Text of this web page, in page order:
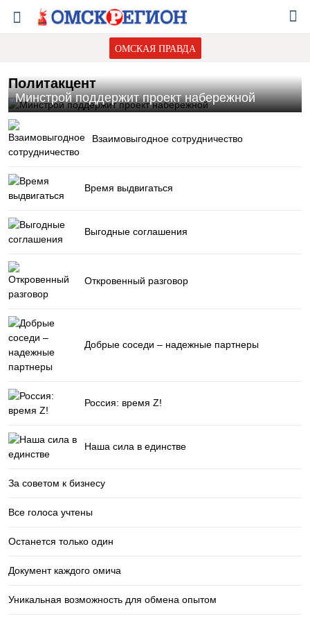
ОМСКАЯ ПРАВДА
Политакцент
Минстрой поддержит проект набережной
Взаимовыгодное сотрудничество
Время выдвигаться
Выгодные соглашения
Откровенный разговор
Добрые соседи – надежные партнеры
Россия: время Z!
Наша сила в единстве
За советом к бизнесу
Все голоса учтены
Останется только один
Документ каждого омича
Уникальная возможность для обмена опытом